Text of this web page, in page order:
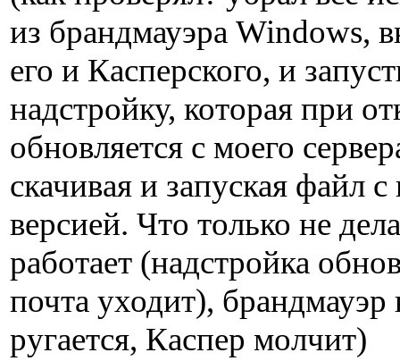
из брандмауэра Windows,
его и Касперского, и
надстройку, которая при
обновляется с моего
скачивая и запуская файл
версией. Что только не
работает (надстройка
почта уходит), брандмауэр
ругается, Каспер молчит)